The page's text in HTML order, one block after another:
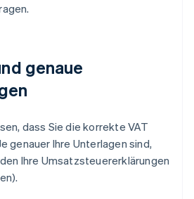
genaue
dass Sie die korrekte VAT
genauer Ihre Unterlagen sind,
Ihre Umsatzsteuererklärungen